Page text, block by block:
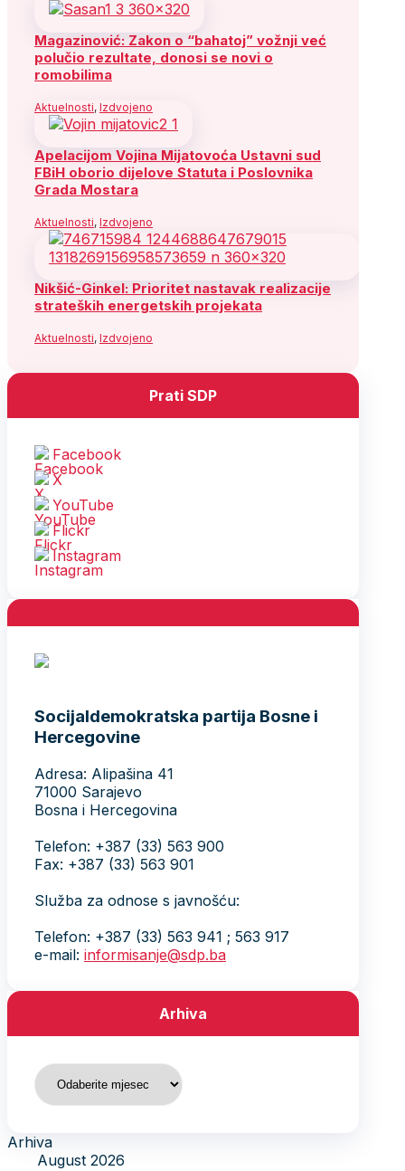
Magazinović: Zakon o “bahatoj” vožnji već
polučio rezultate, donosi se novi o
romobilima
Aktuelnosti, Izdvojeno
Apelacijom Vojina Mijatovoća Ustavni sud
FBiH oborio dijelove Statuta i Poslovnika
Grada Mostara
Aktuelnosti, Izdvojeno
Nikšić-Ginkel: Prioritet nastavak realizacije
strateških energetskih projekata
Aktuelnosti, Izdvojeno
Prati SDP
Facebook
X
YouTube
Flickr
Instagram
Socijaldemokratska partija Bosne i
Hercegovine
Adresa: Alipašina 41
71000 Sarajevo
Bosna i Hercegovina
Telefon: +387 (33) 563 900
Fax: +387 (33) 563 901
Služba za odnose s javnošću:
Telefon: +387 (33) 563 941 ; 563 917
e-mail: informisanje@sdp.ba
Arhiva
Arhiva
Arhiva
August 2026